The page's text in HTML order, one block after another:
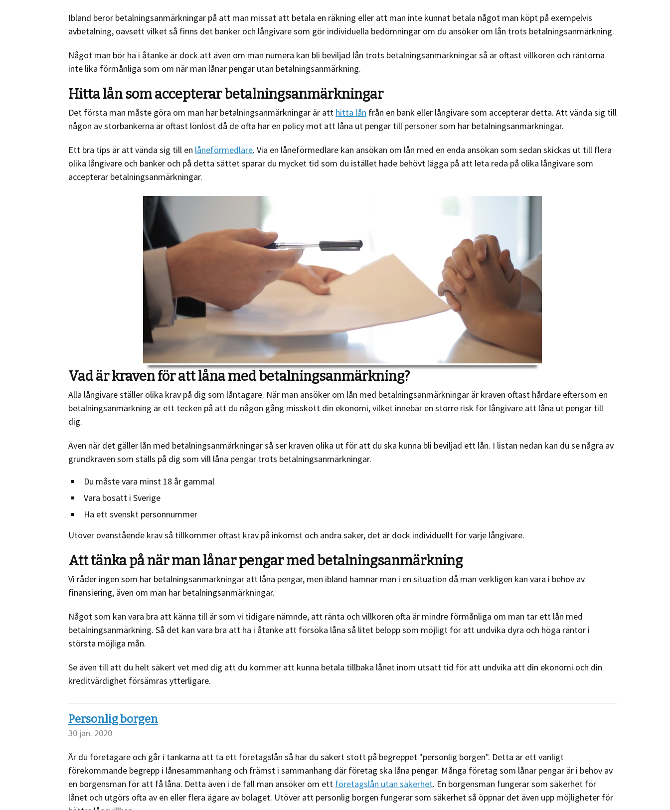
Ibland beror betalningsanmärkningar på att man missat att betala en räkning eller att man inte kunnat betala något man köpt på exempelvis
avbetalning, oavsett vilket så finns det banker och långivare som gör individuella bedömningar om du ansöker om lån trots betalningsanmärkning.
Något man bör ha i åtanke är dock att även om man numera kan bli beviljad lån trots betalningsanmärkningar så är oftast villkoren och räntorna
inte lika förmånliga som om när man lånar pengar utan betalningsanmärkning.
Hitta lån som accepterar betalningsanmärkningar
Det första man måste göra om man har betalningsanmärkningar är att hitta lån från en bank eller långivare som accepterar detta. Att vända sig till
någon av storbankerna är oftast lönlöst då de ofta har en policy mot att låna ut pengar till personer som har betalningsanmärkningar.
Ett bra tips är att vända sig till en låneförmedlare. Via en låneförmedlare kan ansökan om lån med en enda ansökan som sedan skickas ut till flera
olika långivare och banker och på detta sättet sparar du mycket tid som du istället hade behövt lägga på att leta reda på olika långivare som
accepterar betalningsanmärkningar.
Vad är kraven för att låna med betalningsanmärkning?
Alla långivare ställer olika krav på dig som låntagare. När man ansöker om lån med betalningsanmärkningar är kraven oftast hårdare eftersom en
betalningsanmärkning är ett tecken på att du någon gång misskött din ekonomi, vilket innebär en större risk för långivare att låna ut pengar till
dig.
Även när det gäller lån med betalningsanmärkningar så ser kraven olika ut för att du ska kunna bli beviljad ett lån. I listan nedan kan du se några av
grundkraven som ställs på dig som vill låna pengar trots betalningsanmärkningar.
Du måste vara minst 18 år gammal
Vara bosatt i Sverige
Ha ett svenskt personnummer
Utöver ovanstående krav så tillkommer oftast krav på inkomst och andra saker, det är dock individuellt för varje långivare.
Att tänka på när man lånar pengar med betalningsanmärkning
Vi råder ingen som har betalningsanmärkningar att låna pengar, men ibland hamnar man i en situation då man verkligen kan vara i behov av
finansiering, även om man har betalningsanmärkningar.
Något som kan vara bra att känna till är som vi tidigare nämnde, att ränta och villkoren ofta är mindre förmånliga om man tar ett lån med
betalningsanmärkning. Så det kan vara bra att ha i åtanke att försöka låna så litet belopp som möjligt för att undvika dyra och höga räntor i
största möjliga mån.
Se även till att du helt säkert vet med dig att du kommer att kunna betala tillbaka lånet inom utsatt tid för att undvika att din ekonomi och din
kreditvärdighet försämras ytterligare.
Personlig borgen
30 jan. 2020
Är du företagare och går i tankarna att ta ett företagslån så har du säkert stött på begreppet "personlig borgen". Detta är ett vanligt
förekommande begrepp i lånesammanhang och främst i sammanhang där företag ska låna pengar. Många företag som lånar pengar är i behov av
en borgensman för att få låna. Detta även i de fall man ansöker om ett företagslån utan säkerhet. En borgensman fungerar som säkerhet för
lånet och utgörs ofta av en eller flera ägare av bolaget. Utöver att personlig borgen fungerar som säkerhet så öppnar det även upp möjligheter för